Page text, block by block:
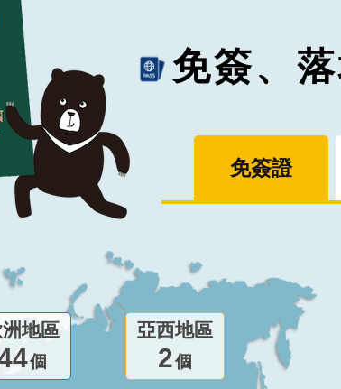
免簽、
免簽證
洲地區
個
亞西地區
2個